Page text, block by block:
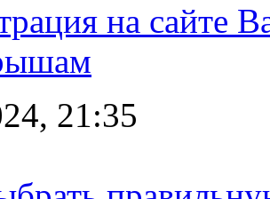
на сайте
21:35